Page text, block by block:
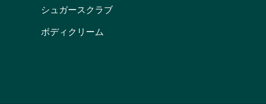
シュガースクラブ
ボディクリーム